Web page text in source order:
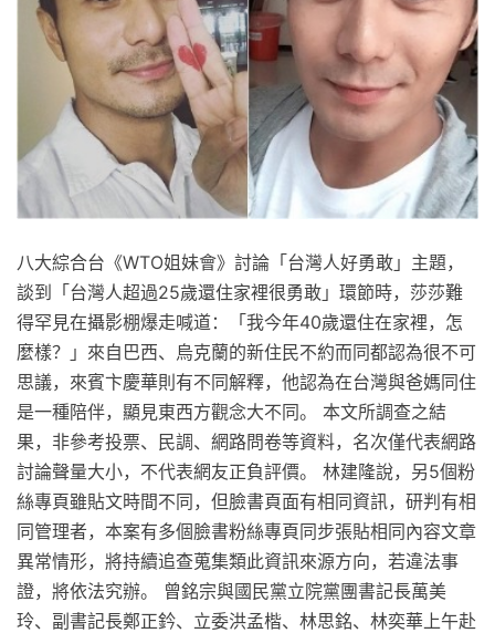
八大綜合台《WTO姐妹會》討論「台灣人好勇敢」主題，
談到「台灣人超過25歲還住家裡很勇敢」環節時，莎莎難
得罕見在攝影棚爆走喊道：「我今年40歲還住在家裡，怎
麼樣？」來自巴西、烏克蘭的新住民不約而同都認為很不可
思議，來賓卞慶華則有不同解釋，他認為在台灣與爸媽同住
是一種陪伴，顯見東西方觀念大不同。 本文所調查之結
果，非參考投票、民調、網路問卷等資料，名次僅代表網路
討論聲量大小，不代表網友正負評價。 林建隆說，另5個粉
絲專頁雖貼文時間不同，但臉書頁面有相同資訊，研判有相
同管理者，本案有多個臉書粉絲專頁同步張貼相同內容文章
異常情形，將持續追查蒐集類此資訊來源方向，若違法事
證，將依法究辦。 曾銘宗與國民黨立院黨團書記長萬美
玲、副書記長鄭正鈐、立委洪孟楷、林思銘、林奕華上午赴